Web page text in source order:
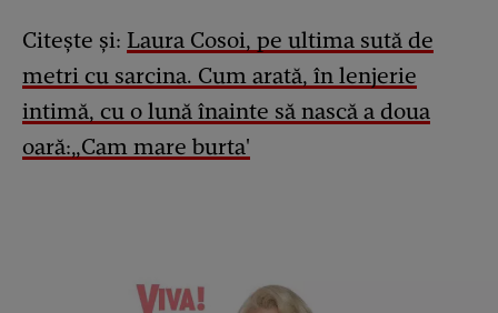
Citește și: Laura Cosoi, pe ultima sută de
metri cu sarcina. Cum arată, în lenjerie
intimă, cu o lună înainte să nască a doua
oară:„Cam mare burta'